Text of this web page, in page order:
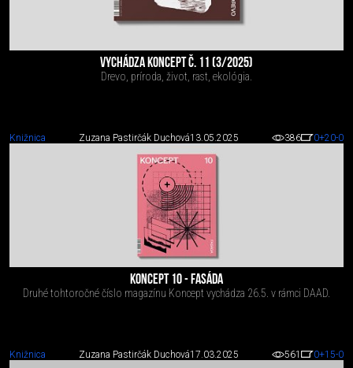
VYCHÁDZA KONCEPT Č. 11 (3/2025)
Drevo, príroda, život, rast, ekológia.
Knižnica Zuzana Pastirčák Duchová13.05.2025 386 0+20-0
KONCEPT 10 - FASÁDA
Druhé tohtoročné číslo magazínu Koncept vychádza 26.5. v rámci DAAD.
Knižnica Zuzana Pastirčák Duchová17.03.2025 561 0+15-0